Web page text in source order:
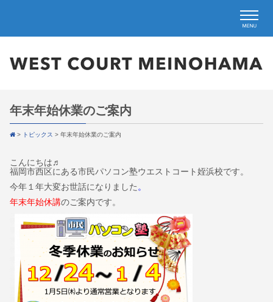
年末年始休業のご案内
> トピックス > 年末年始休業のご案内
こんにちは♬
福岡市西区にある市民パソコン塾ウエストコート姪浜校です。
今年１年大変お世話になりました 。
年末年始休講のご案内です。